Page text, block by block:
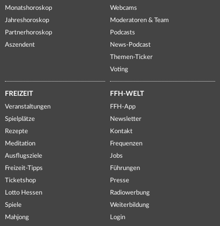
Monatshoroskop
Jahreshoroskop
Partnerhoroskop
Aszendent
Webcams
Moderatoren & Team
Podcasts
News-Podcast
Themen-Ticker
Voting
FREIZEIT
Veranstaltungen
Spielplätze
Rezepte
Meditation
Ausflugsziele
Freizeit-Tipps
Ticketshop
Lotto Hessen
Spiele
Mahjong
FFH-WELT
FFH-App
Newsletter
Kontakt
Frequenzen
Jobs
Führungen
Presse
Radiowerbung
Weiterbildung
Login